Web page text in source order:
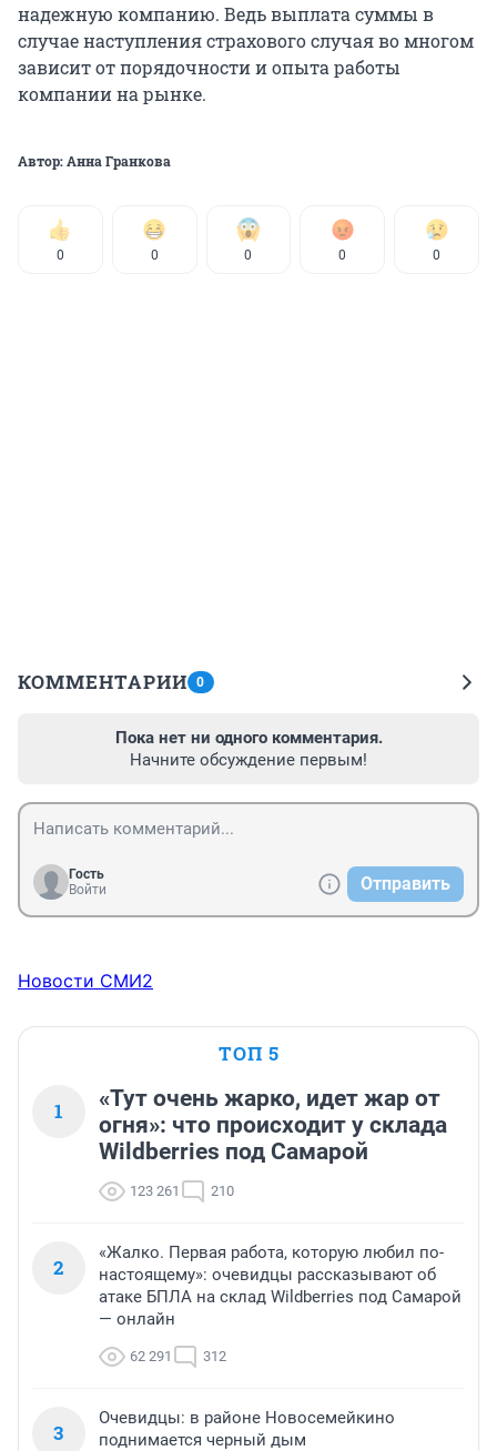
надежную компанию. Ведь выплата суммы в
случае наступления страхового случая во многом
зависит от порядочности и опыта работы
компании на рынке.
Aвтор: Анна Гранкова
0 0 0 0 0
КОММЕНТАРИИ 0
Пока нет ни одного комментария.
Начните обсуждение первым!
Гость
Войти
Отправить
Новости СМИ2
ТОП 5
1
«Тут очень жарко, идет жар от
огня»: что происходит у склада
Wildberries под Самарой
123 261 210
2
«Жалко. Первая работа, которую любил по-
настоящему»: очевидцы рассказывают об
атаке БПЛА на склад Wildberries под Самарой
— онлайн
62 291 312
3
Очевидцы: в районе Новосемейкино
поднимается черный дым